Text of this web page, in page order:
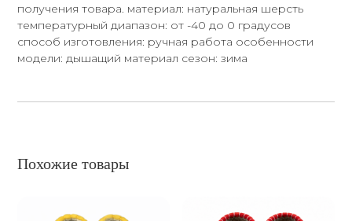
получения товара. материал: натуральная шерсть
температурный диапазон: от -40 до 0 градусов
способ изготовления: ручная работа особенности
модели: дышащий материал сезон: зима
Похожие товары